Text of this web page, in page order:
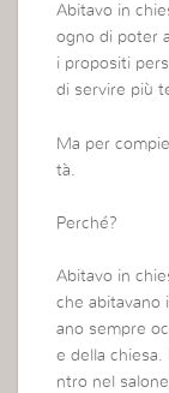
Abitavo in
ogno di poter
i propositi
di servire più
Ma per
tà.
Perché?
Abitavo in
che abitavano
ano sempre
e della
ntro nel